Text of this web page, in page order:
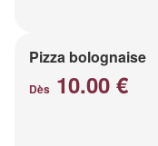
Pizza bolognaise
Dès 10.00 €